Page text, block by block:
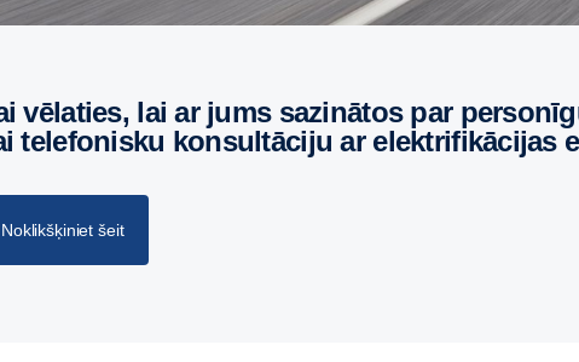
telefonisku konsultāciju ar elektrifikācijas
Noklikšķiniet šeit